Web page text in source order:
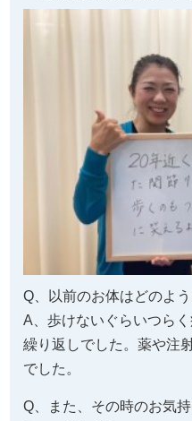
Q、以前のお体はどのよ
A、歩けないぐらいつら
繰り返しでした。薬や注
でした。
Q、また、その時のお気